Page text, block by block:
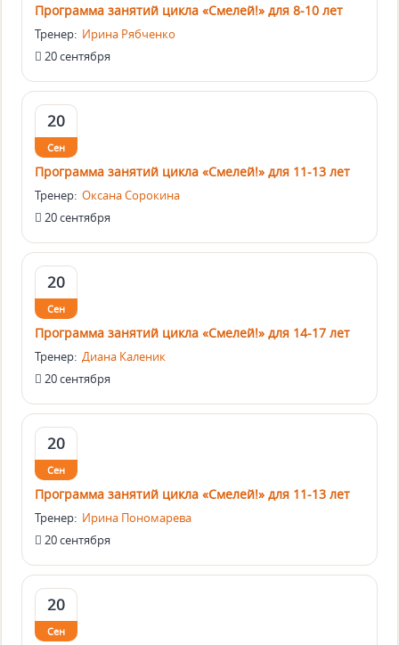
Программа занятий цикла «Смелей!» для 8-10 лет
Тренер: Ирина Рябченко
20 сентября
20
Сен
Программа занятий цикла «Смелей!» для 11-13 лет
Тренер: Оксана Сорокина
20 сентября
20
Сен
Программа занятий цикла «Смелей!» для 14-17 лет
Тренер: Диана Каленик
20 сентября
20
Сен
Программа занятий цикла «Смелей!» для 11-13 лет
Тренер: Ирина Пономарева
20 сентября
20
Сен